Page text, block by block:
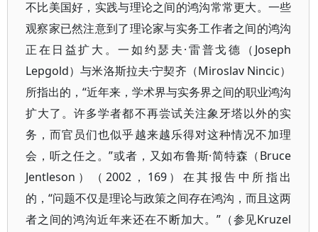
不比美国好，实践与理论之间的鸿沟常常更大。一些
观察家已然注意到了理论家与实务工作者之间的鸿沟
正在日益扩大。一如约瑟夫·雷普戈德（Joseph
Lepgold）与米洛斯拉夫·宁契齐（Miroslav Nincic）
所指出的，“近年来，学术界与实务界之间的职业鸿沟
扩大了。许多学者都不再尝试关注象牙塔以外的实
务，而官员们也似乎越来越乐得对这种情况不加理
会，听之任之。”或者，又如布鲁斯·简特森（Bruce
Jentleson）（2002，169）在其报告中所指出
的，“问题不仅是理论与政策之间存在鸿沟，而且这两
者之间的鸿沟近年来还在不断加大。”（参见Kruzel